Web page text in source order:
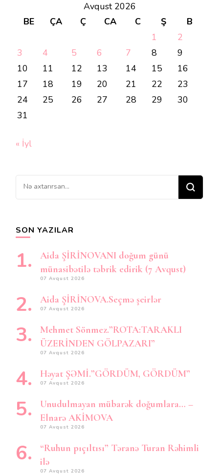
Avqust 2026
BE
ÇA Ç CA C Ş
B
1
2
3
4 5 6 7 8
9
10
11 12 13 14 15
16
17
18 19 20 21 22
23
24
25 26 27 28 29
30
31
« İyl
Bir
şey
SON YAZILAR
Aida ŞİRİNOVANI doğum günü
münasibətilə təbrik edirik (7 Avqust)
07 Avqust 2026
Aida ŞİRİNOVA.Seçmə şeirlər
07 Avqust 2026
Mehmet Sönmez.”ROTA:TARAKLI
ÜZERİNDEN GÖLPAZARI”
07 Avqust 2026
Həyat ŞƏMİ.”GÖRDÜM, GÖRDÜM”
07 Avqust 2026
Unudulmayan mübarək doğumlara… –
Elnarə AKİMOVA
07 Avqust 2026
“Ruhun pıçıltısı” Təranə Turan Rəhimli
ilə
07 Avqust 2026